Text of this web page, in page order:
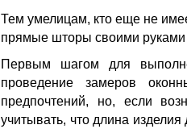
Тем умелицам, кто еще не
прямые шторы своими руками
Первым шагом для
проведение замеров
предпочтений, но, если
учитывать, что длина